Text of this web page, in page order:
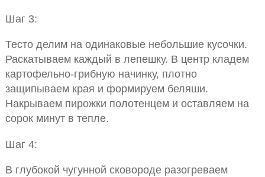
Шаг 3:
Тесто делим на одинаковые небольшие кусочки.
Раскатываем каждый в лепешку. В центр кладем
картофельно-грибную начинку, плотно
защипываем края и формируем беляши.
Накрываем пирожки полотенцем и оставляем на
сорок минут в тепле.
Шаг 4:
В глубокой чугунной сковороде разогреваем